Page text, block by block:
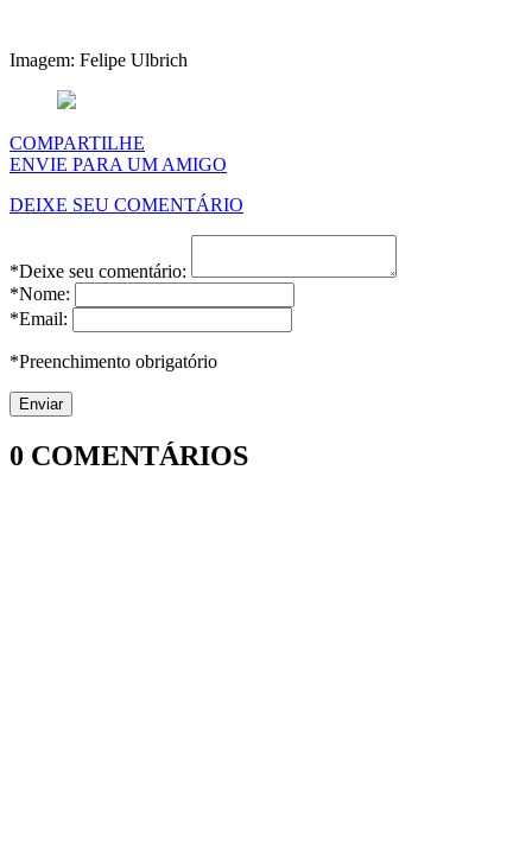
Imagem: Felipe Ulbrich
COMPARTILHE
ENVIE PARA UM AMIGO
DEIXE SEU COMENTÁRIO
*Deixe seu comentário:
*Nome:
*Email:
*Preenchimento obrigatório
0 COMENTÁRIOS